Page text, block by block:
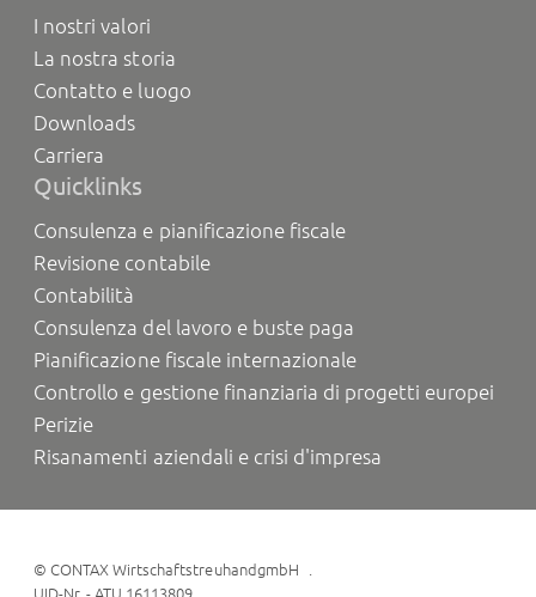
I nostri valori
La nostra storia
Contatto e luogo
Downloads
Carriera
Quicklinks
Consulenza e pianificazione fiscale
Revisione contabile
Contabilità
Consulenza del lavoro e buste paga
Pianificazione fiscale internazionale
Controllo e gestione finanziaria di progetti europei
Perizie
Risanamenti aziendali e crisi d'impresa
©CONTAX WirtschaftstreuhandgmbH
UID-Nr. - ATU 16113809